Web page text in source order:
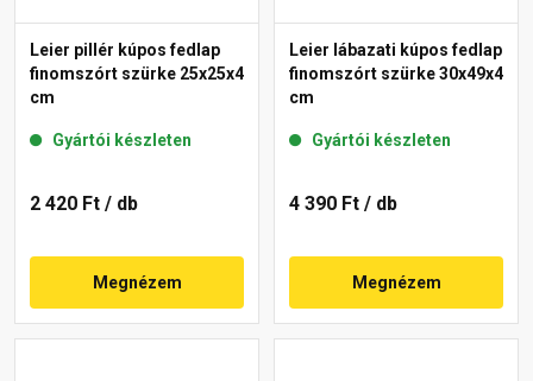
Leier pillér kúpos fedlap
finomszórt szürke 25x25x4
cm
Gyártói készleten
2 420 Ft / db
Megnézem
Leier lábazati kúpos fedlap
finomszórt szürke 30x49x4
cm
Gyártói készleten
4 390 Ft / db
Megnézem